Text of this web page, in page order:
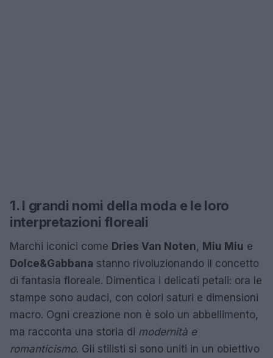
1. I grandi nomi della moda e le loro
interpretazioni floreali
Marchi iconici come Dries Van Noten, Miu Miu e
Dolce&Gabbana stanno rivoluzionando il concetto
di fantasia floreale. Dimentica i delicati petali: ora le
stampe sono audaci, con colori saturi e dimensioni
macro. Ogni creazione non è solo un abbellimento,
ma racconta una storia di modernità e
romanticismo. Gli stilisti si sono uniti in un obiettivo